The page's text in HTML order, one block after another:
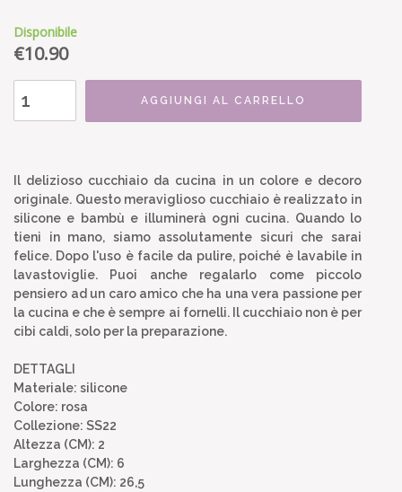
Disponibile
€10.90
AGGIUNGI AL CARRELLO
Il delizioso cucchiaio da cucina in un colore e decoro
originale. Questo meraviglioso cucchiaio è realizzato in
silicone e bambù e illuminerà ogni cucina. Quando lo
tieni in mano, siamo assolutamente sicuri che sarai
felice. Dopo l'uso è facile da pulire, poiché è lavabile in
lavastoviglie. Puoi anche regalarlo come piccolo
pensiero ad un caro amico che ha una vera passione per
la cucina e che è sempre ai fornelli. Il cucchiaio non è per
cibi caldi, solo per la preparazione.
DETTAGLI
Materiale: silicone
Colore: rosa
Collezione: SS22
Altezza (CM): 2
Larghezza (CM): 6
Lunghezza (CM): 26,5